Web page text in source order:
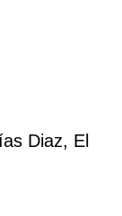
Diaz, El